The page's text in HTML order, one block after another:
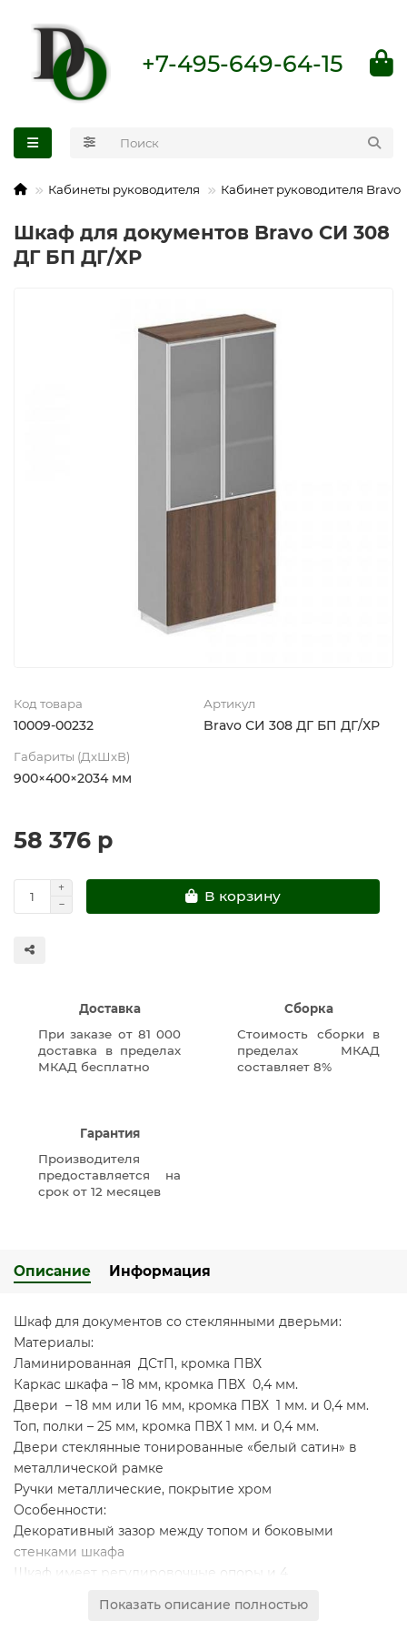
+7-495-649-64-15
Кабинеты руководителя Кабинет руководителя Bravo
Шкаф для документов Bravo СИ 308
ДГ БП ДГ/ХР
Код товара
10009-00232
Артикул
Bravo СИ 308 ДГ БП ДГ/ХР
Габариты (ДхШхВ)
900×400×2034 мм
58 376 р
В корзину
Доставка
При заказе от 81 000
доставка в пределах
МКАД бесплатно
Сборка
Стоимость сборки в
пределах МКАД
составляет 8%
Гарантия
Производителя
предоставляется на
срок от 12 месяцев
Описание Информация
Шкаф для документов со стеклянными дверьми:
Материалы:
Ламинированная ДСтП, кромка ПВХ
Каркас шкафа – 18 мм, кромка ПВХ 0,4 мм.
Двери – 18 мм или 16 мм, кромка ПВХ 1 мм. и 0,4 мм.
Топ, полки – 25 мм, кромка ПВХ 1 мм. и 0,4 мм.
Двери стеклянные тонированные «белый сатин» в
металлической рамке
Ручки металлические, покрытие хром
Особенности:
Декоративный зазор между топом и боковыми
стенками шкафа
Шкаф имеет регулировочные опоры и 4
Проемы шкафа обеспечивают размещение
Показать описание полностью